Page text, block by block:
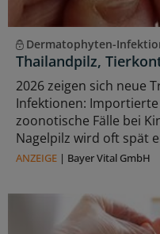
Dermatophyten-
Thailandpilz,
2026 zeigen sich neue
Infektionen:
zoonotische Fälle bei
Nagelpilz wird oft spät
ANZEIGE | Bayer Vital GmbH